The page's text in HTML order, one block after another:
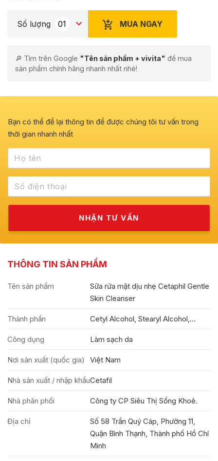
Số lượng MUA NGAY
🔎 Tìm trên Google "Tên sản phẩm + vivita" để mua
sản phẩm chính hãng nhanh nhất nhé!
Bạn có thể để lại thông tin để được chúng tôi tư vấn trong
thời gian nhanh nhất
THÔNG TIN SẢN PHẨM
Tên sản phẩm
Sữa rửa mặt dịu nhẹ Cetaphil Gentle
Skin Cleanser
Thành phần Cetyl Alcohol, Stearyl Alcohol,...
Công dụng Làm sạch da
Nơi sản xuất (quốc gia) Việt Nam
Nhà sản xuất / nhập khẩuCetafil
Nhà phân phối Công ty CP Siêu Thị Sống Khoẻ.
Địa chỉ
Số 58 Trần Quý Cáp, Phường 11,
Quận Bình Thạnh, Thành phố Hồ Chí
Minh